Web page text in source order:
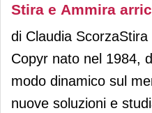
Stira e Ammira
di Claudia
Copyr nato nel 1984,
modo dinamico sul
nuove soluzioni e